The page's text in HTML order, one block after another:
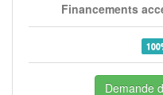
Financements
Demande